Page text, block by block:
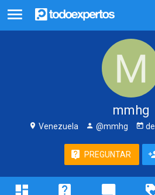
mmhg
Venezuela @mmhg
PREGUNTAR